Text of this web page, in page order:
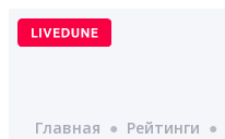
Перейти
Главная ● Рейтинги ●